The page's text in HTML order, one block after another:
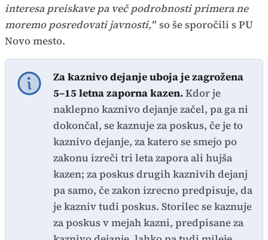
interesa preiskave pa več podrobnosti primera ne
moremo posredovati javnosti," so še sporočili s PU
Novo mesto.
Za kaznivo dejanje uboja je zagrožena
5–15 letna zaporna kazen.Kdor je
naklepno kaznivo dejanje začel, pa ga ni
dokončal, se kaznuje za poskus, če je to
kaznivo dejanje, za katero se smejo po
zakonu izreči tri leta zapora ali hujša
kazen; za poskus drugih kaznivih dejanj
pa samo, če zakon izrecno predpisuje, da
je kazniv tudi poskus. Storilec se kaznuje
za poskus v mejah kazni, predpisane za